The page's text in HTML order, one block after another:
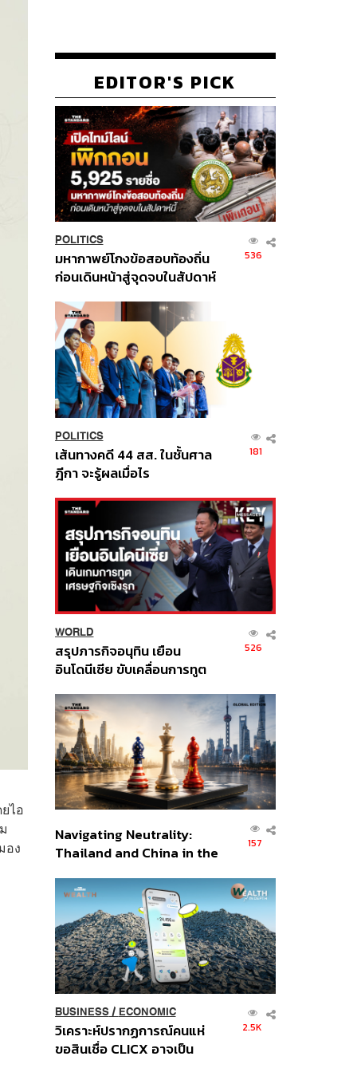
ไอ
อง
EDITOR'S PICK
POLITICS
มหากาพย์โกงข้อสอบท้องถิ่น
ก่อนเดินหน้าสู่จุดจบในสัปดาห์
536
POLITICS
เส้นทางคดี 44 สส. ในชั้นศาล
ฎีกา จะรู้ผลเมื่อไร
181
WORLD
สรุปภารกิจอนุทิน เยือน
อินโดนีเซีย ขับเคลื่อนการทูต
ส่วนยุทธศาสตร์ไทย –
อินโดนีเซีย
526
Navigating Neutrality:
Thailand and China in the
Order
157
BUSINESS/ ECONOMIC
วิเคราะห์ปรากฏการณ์คนแห่
ขอสินเชื่อ CLICX อาจเป็น
2.5K